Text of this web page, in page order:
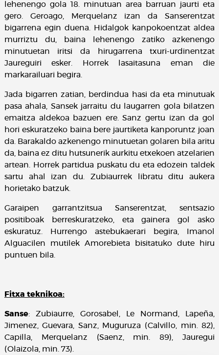
lehenengo gola 18. minutuan area barruan jaurti eta
gero. Geroago, Merquelanz izan da Sanserentzat
bigarrena egin duena. Hidalgok kanpokoentzat aldea
murriztu du, baina lehenengo zatiko azkenengo
minutuetan iritsi da hirugarrena txuri-urdinentzat
Jaureguiri esker. Horrek lasaitasuna eman die
markarailuari begira.
Jada bigarren zatian, berdindua hasi da eta minutuak
pasa ahala, Sansek jarraitu du laugarren gola bilatzen
emaitza aldekoa bazuen ere. Sanz gertu izan da gol
hori eskuratzeko baina bere jaurtiketa kanporuntz joan
da. Barakaldo azkenengo minutuetan golaren bila aritu
da, baina ez ditu hutsunerik aurkitu etxekoen atzelarien
artean. Horrek partidua puskatu du eta edozein taldek
sartu ahal izan du. Zubiaurrek libratu ditu aukera
horietako batzuk.
Garaipen garrantzitsua Sanserentzat, sentsazio
positiboak berreskuratzeko, eta gainera gol asko
eskuratuz. Hurrengo astebukaerari begira, Imanol
Alguacilen mutilek Amorebieta bisitatuko dute hiru
puntuen bila.
Fitxa teknikoa:
Sanse: Zubiaurre, Gorosabel, Le Normand, Lapeña,
Jimenez, Guevara, Sanz, Muguruza (Calvillo, min. 82),
Capilla, Merquelanz (Saenz, min. 89), Jauregui
(Olaizola, min. 73).